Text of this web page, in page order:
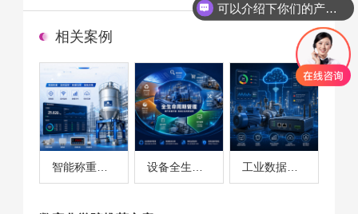
相关案例
智能称重系统案例 工业数据采集与设备监控案例
可以介绍下你们的产品么